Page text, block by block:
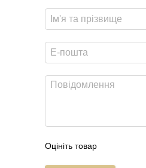
Оцініть товар